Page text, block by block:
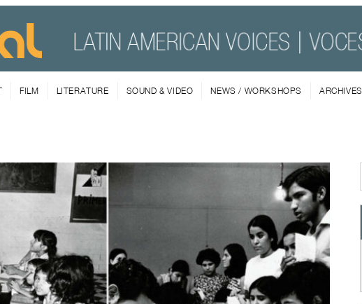
FILM LITERATURE SOUND & VIDEO NEWS / WORKSHOPS ARCHIVES